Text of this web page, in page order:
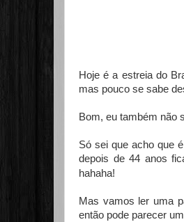
Hoje é a estreia do
mas pouco se sabe
Bom, eu também não
Só sei que acho que
depois de 44 anos
hahaha!
Mas vamos ler uma
então pode parecer